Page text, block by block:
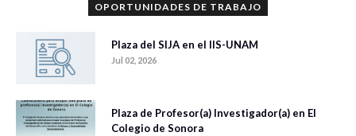
OPORTUNIDADES DE TRABAJO
Plaza del SIJA en el IIS-UNAM
Jul 02, 2026
Plaza de Profesor(a) Investigador(a) en El
Colegio de Sonora